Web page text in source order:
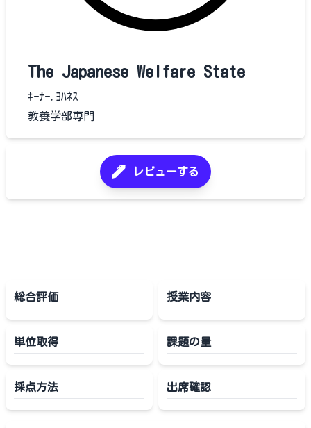
The Japanese Welfare State
ｷｰﾅｰ,ﾖﾊﾈｽ
教養学部専門
レビューする
総合評価 授業内容
単位取得 課題の量
採点方法 出席確認